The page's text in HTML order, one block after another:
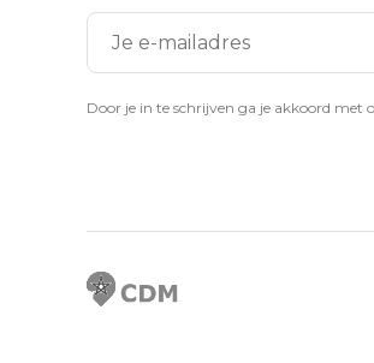
Door je in te schrijven ga je akkoord met